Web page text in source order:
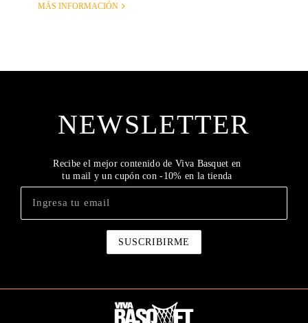
MÁS INFORMACIÓN
NEWSLETTER
Recibe el mejor contenido de Viva Basquet en
tu mail y un cupón con -10% en la tienda